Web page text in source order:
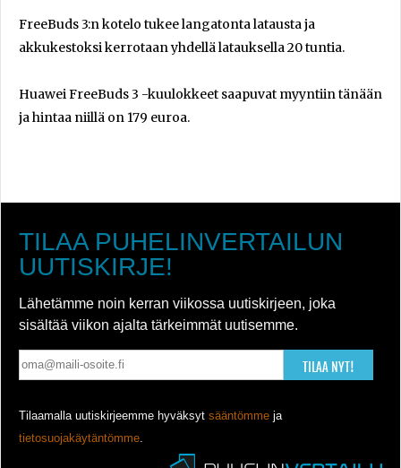
FreeBuds 3:n kotelo tukee langatonta latausta ja
akkukestoksi kerrotaan yhdellä latauksella 20 tuntia.
Huawei FreeBuds 3 -kuulokkeet saapuvat myyntiin tänään
ja hintaa niillä on 179 euroa.
TILAA PUHELINVERTAILUN
UUTISKIRJE!
Lähetämme noin kerran viikossa uutiskirjeen, joka
sisältää viikon ajalta tärkeimmät uutisemme.
TILAA NYT!
Tilaamalla uutiskirjeemme hyväksyt sääntömme ja
tietosuojakäytäntömme